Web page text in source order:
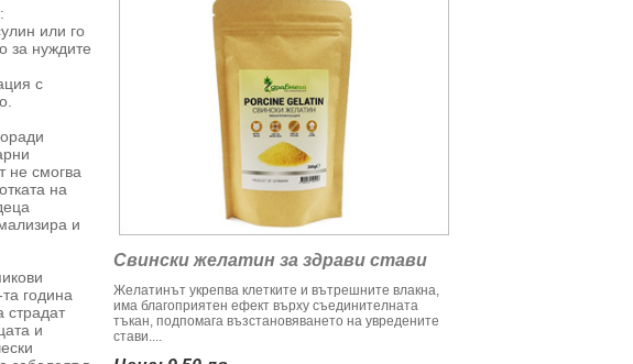
или го
за нуждите
с
не смогва
на
и
година
страдат
и
Свински желатин за здрави стави
Желатинът укрепва клетките и вътрешните влакна,
има благоприятен ефект върху съединителната
тъкан, подпомага възстановяването на увредените
стави....